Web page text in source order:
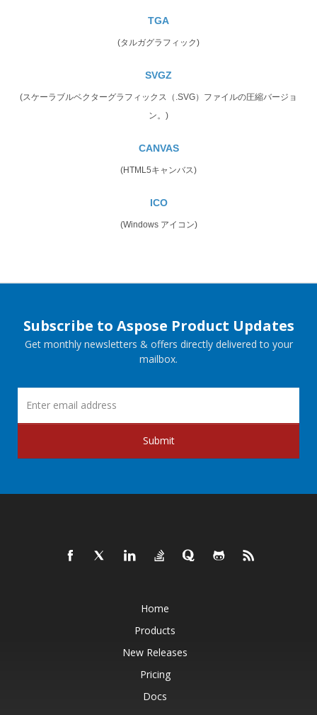
TGA
(タルガグラフィック)
SVGZ
(スケーラブルベクターグラフィックス（.SVG）ファイルの圧縮バージョ
ン。)
CANVAS
(HTML5キャンバス)
ICO
(Windows アイコン)
Subscribe to Aspose Product Updates
Get monthly newsletters & offers directly delivered to your
mailbox.
Submit
Home
Products
New Releases
Pricing
Docs